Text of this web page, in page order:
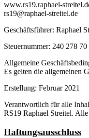
www.rs19.raphael-
rs19@raphael-streitel.de
Geschäftsführer: Raphael
Steuernummer: 240 278 70
Allgemeine
Es gelten die allgemeinen
Erstellung: Februar 2021
Verantwortlich für alle
RS19 Raphael Streitel.
Haftungsausschluss